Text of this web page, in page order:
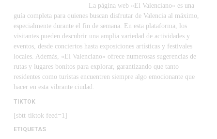
La página web «El Valenciano» es una
guía completa para quienes buscan disfrutar de Valencia al máximo,
especialmente durante el fin de semana. En esta plataforma, los
visitantes pueden descubrir una amplia variedad de actividades y
eventos, desde conciertos hasta exposiciones artísticas y festivales
locales. Además, «El Valenciano» ofrece numerosas sugerencias de
rutas y lugares bonitos para explorar, garantizando que tanto
residentes como turistas encuentren siempre algo emocionante que
hacer en esta vibrante ciudad.
TIKTOK
[sbtt-tiktok feed=1]
ETIQUETAS